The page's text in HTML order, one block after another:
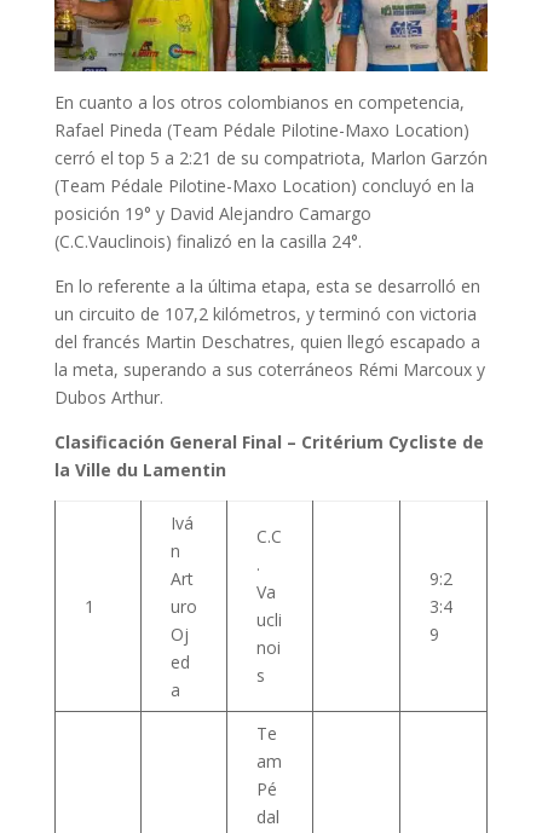
En cuanto a los otros colombianos en competencia,
Rafael Pineda (Team Pédale Pilotine-Maxo Location)
cerró el top 5 a 2:21 de su compatriota, Marlon Garzón
(Team Pédale Pilotine-Maxo Location) concluyó en la
posición 19° y David Alejandro Camargo
(C.C.Vauclinois) finalizó en la casilla 24°.
En lo referente a la última etapa, esta se desarrolló en
un circuito de 107,2 kilómetros, y terminó con victoria
del francés Martin Deschatres, quien llegó escapado a
la meta, superando a sus coterráneos Rémi Marcoux y
Dubos Arthur.
Clasificación General Final – Critérium Cycliste de
la Ville du Lamentin
1
Ivá
n
Art
uro
Oj
ed
a
C.C
.
Va
ucli
noi
s
9:2
3:4
9
Te
am
Pé
dal